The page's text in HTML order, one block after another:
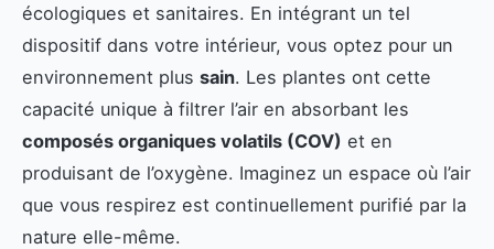
écologiques et sanitaires. En intégrant un tel
dispositif dans votre intérieur, vous optez pour un
environnement plus sain. Les plantes ont cette
capacité unique à filtrer l’air en absorbant les
composés organiques volatils (COV) et en
produisant de l’oxygène. Imaginez un espace où l’air
que vous respirez est continuellement purifié par la
nature elle-même.